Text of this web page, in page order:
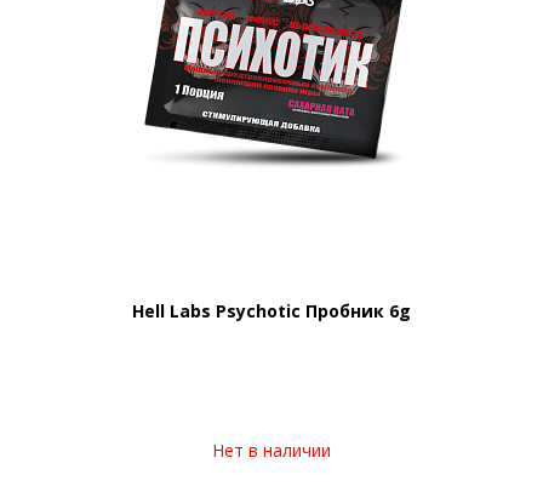
Hell Labs Psychotic Пробник 6g
Нет в наличии